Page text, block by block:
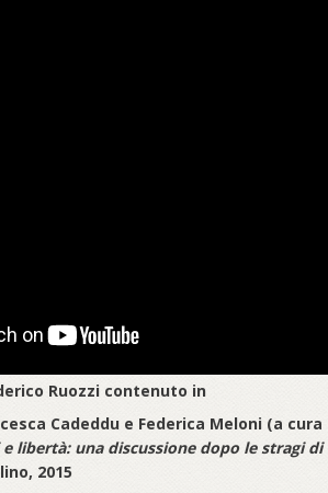
Ruozzi contenuto in
Cadeddu e Federica Meloni (a cura
libertà: una discussione dopo le stragi di
2015